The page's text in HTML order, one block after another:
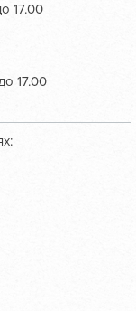
17.00
17.00